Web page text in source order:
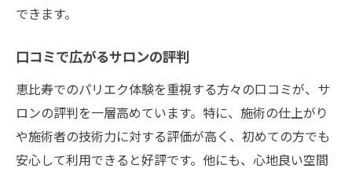
できます。
口コミで広がるサロンの評判
恵比寿でのパリエク体験を重視する方々の口コミが、サ
ロンの評判を一層高めています。特に、施術の仕上がり
や施術者の技術力に対する評価が高く、初めての方でも
安心して利用できると好評です。他にも、心地良い空間